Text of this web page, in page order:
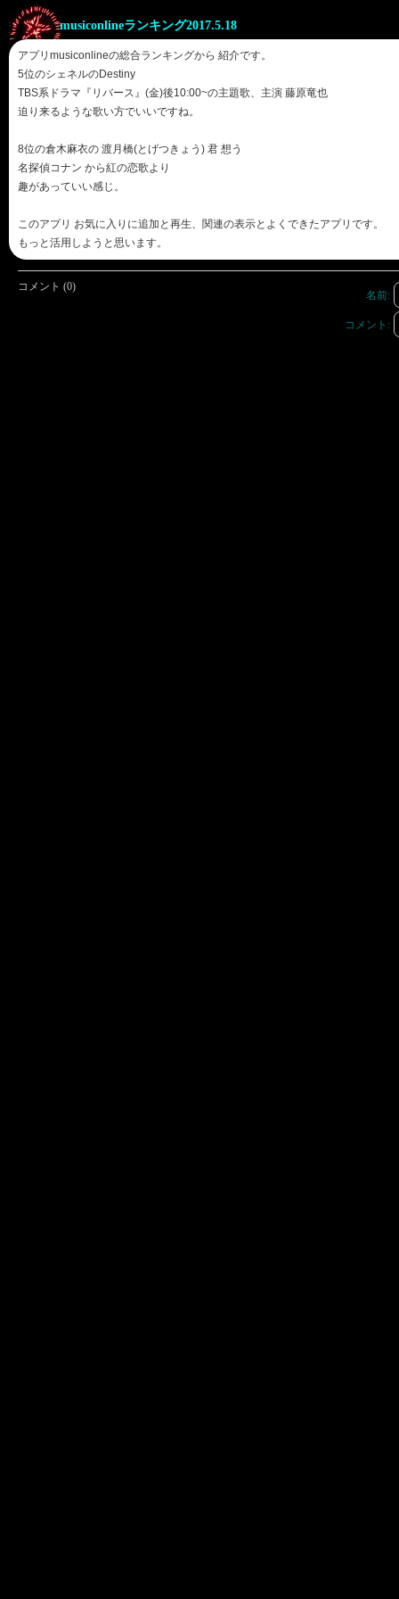
musiconlineランキング2017.5.18
アプリmusiconlineの総合ランキングから 紹介です。
5位のシェネルのDestiny
TBS系ドラマ『リバース』(金)後10:00~の主題歌、主演 藤原竜也
迫り来るような歌い方でいいですね。
8位の倉木麻衣の 渡月橋(とげつきょう) 君 想う
名探偵コナン から紅の恋歌より
趣があっていい感じ。
このアプリ お気に入りに追加と再生、関連の表示とよくできたアプリです。
もっと活用しようと思います。
コメント (0)
名前:
コメント: